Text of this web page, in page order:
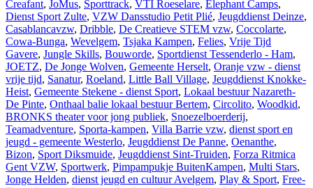
Creafant, JoMus, Sporttrack, VTI Roeselare, Elephant Camps,
Dienst Sport Zulte, VZW Dansstudio Petit Plié, Jeugddienst Deinze,
Casablancavzw, Dribble, De Creatieve STEM vzw, Coccolarte,
Cowa-Bunga, Wevelgem, Tsjaka Kampen, Felies, Vrije Tijd
Gavere, Jungle Skills, Bouworde, Sportdienst Tessenderlo - Ham,
JOETZ, De Jonge Wolven, Gemeente Herselt, Oranje vzw - dienst
vrije tijd, Sanatur, Roeland, Little Ball Village, Jeugddienst Knokke-
Heist, Gemeente Stekene - dienst Sport, Lokaal bestuur Nazareth-
De Pinte, Onthaal balie lokaal bestuur Bertem, Circolito, Woodkid,
BRONKS theater voor jong publiek, Snoezelboerderij,
Teamadventure, Sporta-kampen, Villa Barrie vzw, dienst sport en
jeugd - gemeente Westerlo, Jeugddienst De Panne, Oenanthe,
Bizon, Sport Diksmuide, Jeugddienst Sint-Truiden, Forza Ritmica
Gent VZW, Sportwerk, Pimpampukje BuitenKampen, Multi Stars,
Jonge Helden, dienst jeugd en cultuur Avelgem, Play & Sport, Free-